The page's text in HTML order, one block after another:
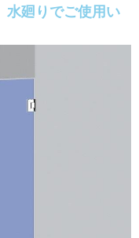
水廻りでご使用い